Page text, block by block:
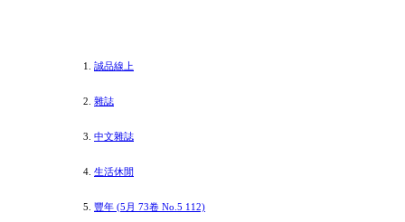
誠品線上
雜誌
中文雜誌
生活休閒
豐年 (5月 73卷 No.5 112)